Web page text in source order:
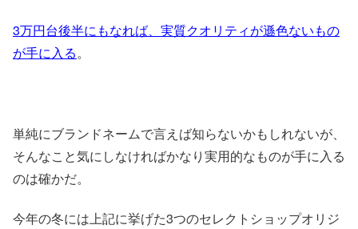
3万円台後半にもなれば、実質クオリティが遜色ないもの
が手に入る。
単純にブランドネームで言えば知らないかもしれないが、
そんなこと気にしなければかなり実用的なものが手に入る
のは確かだ。
今年の冬には上記に挙げた3つのセレクトショップオリジ